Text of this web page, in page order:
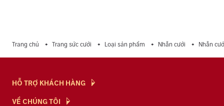
Trang chủ Trang sức cưới Loại sản phẩm Nhẫn cưới Nhẫn
HỖ TRỢ KHÁCH HÀNG
Hỏi & Đáp
VỀ CHÚNG TÔI